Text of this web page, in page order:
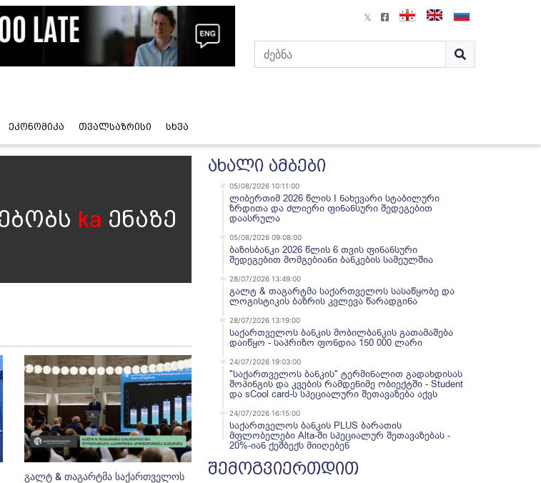
ეკონომიკა თვალსაზრისი სხვა
ka ენაზე
გალტ & თაგარტმა საქართველოს
ახალი ამბები
05/08/2026 10:11:00
ლიბერთიმ 2026 წლის I ნახევარი სტაბილური
ზრდითა და ძლიერი ფინანსური შედეგებით
დაასრულა
05/08/2026 09:08:00
ბაზისბანკი 2026 წლის 6 თვის ფინანსური
შედეგებით მომგებიანი ბანკების სამეულშია
28/07/2026 13:49:00
გალტ & თაგარტმა საქართველოს სასაწყობე და
ლოგისტიკის ბაზრის კვლევა წარადგინა
28/07/2026 13:19:00
საქართველოს ბანკის მობილბანკის გათამაშება
დაიწყო - საპრიზო ფონდია 150 000 ლარი
24/07/2026 19:03:00
"საქართველოს ბანკის" ტერმინალით გადახდისას
შოპინგის და კვების რამდენიმე ობიექტში - Student
და sCool card-ს სპეციალური შეთავაზება აქვს
24/07/2026 16:15:00
საქართველოს ბანკის PLUS ბარათის
მფლობელები Alta-ში სპეციალურ შეთავაზებას -
20%-იან ქეშბექს მიიღებენ
შემოგვიერთდით